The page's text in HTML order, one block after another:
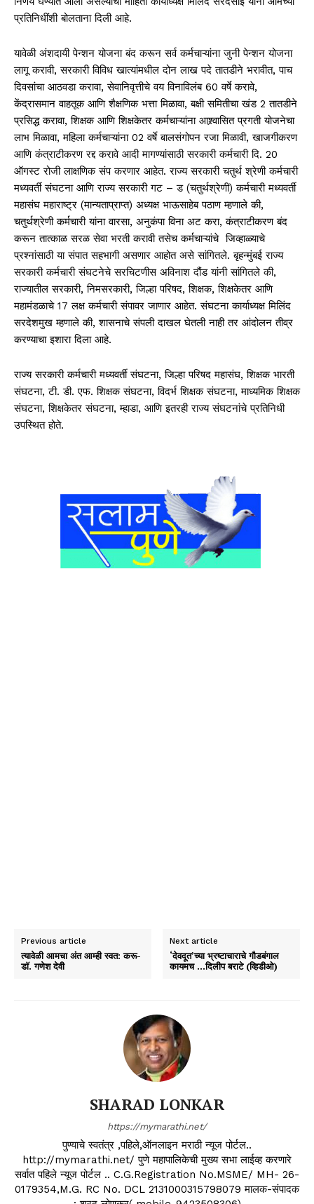
प्रतिनिधींशी बोलताना दिली आहे.
यावेळी अंशदायी पेन्शन योजना बंद करून सर्व कर्मचाऱ्यांना जुनी पेन्शन योजना
लागू करावी, सरकारी विविध खात्यांमधील दोन लाख पदे तातडीने भरावीत, पाच
दिवसांचा आठवडा करावा, सेवानिवृत्तीचे वय विनाविलंब 60 वर्षे करावे,
केंद्रासमान वाहतूक आणि शैक्षणिक भत्ता मिळावा, बक्षी समितीचा खंड 2 तातडीने
प्रसिद्ध करावा, शिक्षक आणि शिक्षकेतर कर्मचाऱ्यांना आश्र्वासित प्रगती योजनेचा
लाभ मिळावा, महिला कर्मचाऱ्यांना 02 वर्षे बालसंगोपन रजा मिळावी, खाजगीकरण
आणि कंत्राटीकरण रद्द करावे आदी मागण्यांसाठी सरकारी कर्मचारी दि. 20
ऑगस्ट रोजी लाक्षणिक संप करणार आहेत. राज्य सरकारी चतुर्थ श्रेणी कर्मचारी
मध्यवर्ती संघटना आणि राज्य सरकारी गट – ड (चतुर्थश्रेणी) कर्मचारी मध्यवर्ती
महासंघ महाराष्ट्र (मान्यताप्राप्त) अध्यक्ष भाऊसाहेब पठाण म्हणाले की,
चतुर्थश्रेणी कर्मचारी यांना वारसा, अनुकंपा विना अट करा, कंत्राटीकरण बंद
करून तात्काळ सरळ सेवा भरती करावी तसेच कर्मचाऱ्यांचे जिव्हाळ्याचे
प्रश्नांसाठी या संपात सहभागी असणार आहोत असे सांगितले. बृहन्मुंबई राज्य
सरकारी कर्मचारी संघटनेचे सरचिटणीस अविनाश दौंड यांनी सांगितले की,
राज्यातील सरकारी, निमसरकारी, जिल्हा परिषद, शिक्षक, शिक्षकेतर आणि
महामंडळाचे 17 लक्ष कर्मचारी संपावर जाणार आहेत. संघटना कार्याध्यक्ष मिलिंद
सरदेशमुख म्हणाले की, शासनाचे संपली दाखल घेतली नाही तर आंदोलन तीव्र
करण्याचा इशारा दिला आहे.
राज्य सरकारी कर्मचारी मध्यवर्ती संघटना, जिल्हा परिषद महासंघ, शिक्षक भारती
संघटना, टी. डी. एफ. शिक्षक संघटना, विदर्भ शिक्षक संघटना, माध्यमिक शिक्षक
संघटना, शिक्षकेतर संघटना, म्हाडा, आणि इतरही राज्य संघटनांचे प्रतिनिधी
उपस्थित होते.
Previous article
त्यावेळी आमचा अंत आम्ही स्वत: करू-
डाॅ. गणेश देवी
Next article
‘देवदूत’च्या भ्रष्टाचाराचे गौडबंगाल
कायमच …दिलीप बराटे (व्हिडीओ)
SHARAD LONKAR
https://mymarathi.net/
पुण्याचे स्वतंत्र ,पहिले,ऑनलाइन मराठी न्यूज पोर्टल..
http://mymarathi.net/ पुणे महापालिकेची मुख्य सभा लाईव्ह करणारे
सर्वात पहिले न्यूज पोर्टल .. C.G.Registration No.MSME/ MH- 26-
0179354,M.G. RC No. DCL 2131000315798079 मालक-संपादक